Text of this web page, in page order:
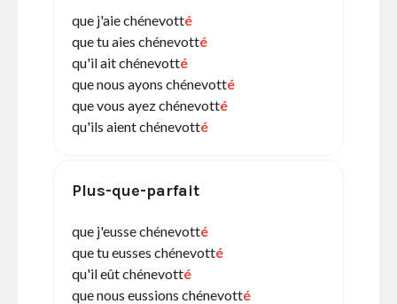
que j'aie chénevotté
que tu aies chénevotté
qu'il ait chénevotté
que nous ayons chénevotté
que vous ayez chénevotté
qu'ils aient chénevotté
Plus-que-parfait
que j'eusse chénevotté
que tu eusses chénevotté
qu'il eût chénevotté
que nous eussions chénevotté